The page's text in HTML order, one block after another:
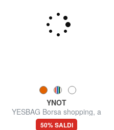
YNOT
YESBAG Borsa shopping, a
spalla
50% SALDI